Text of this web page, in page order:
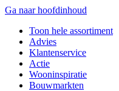
Ga naar hoofdinhoud
Toon hele assortiment
Advies
Klantenservice
Actie
Wooninspiratie
Bouwmarkten